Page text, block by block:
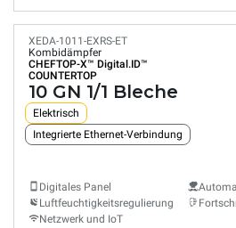
XEDA-1011-EXRS-ET
Kombidämpfer
CHEFTOP-X™ Digital.ID™
COUNTERTOP
10 GN 1/1 Bleche
Elektrisch
Integrierte Ethernet-Verbindung
Digitales Panel
Luftfeuchtigkeitsregulierung
Netzwerk und IoT